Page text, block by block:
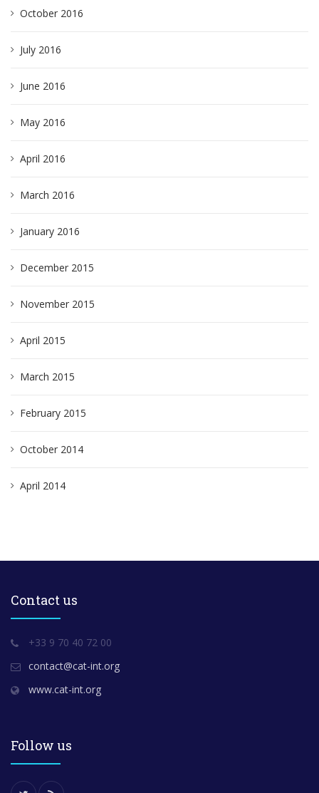
October 2016
July 2016
June 2016
May 2016
April 2016
March 2016
January 2016
December 2015
November 2015
April 2015
March 2015
February 2015
October 2014
April 2014
Contact us
+33 9 70 40 72 00
contact@cat-int.org
www.cat-int.org
Follow us